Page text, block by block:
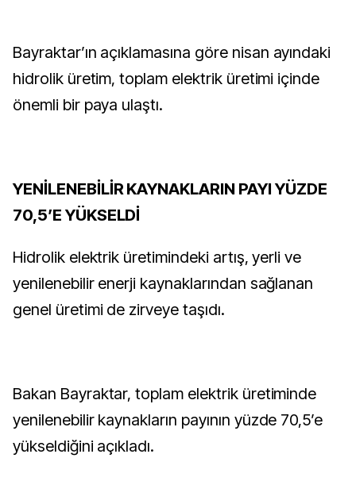
Bayraktar’ın açıklamasına göre nisan ayındaki
hidrolik üretim, toplam elektrik üretimi içinde
önemli bir paya ulaştı.
YENİLENEBİLİR KAYNAKLARIN PAYI YÜZDE
70,5’E YÜKSELDİ
Hidrolik elektrik üretimindeki artış, yerli ve
yenilenebilir enerji kaynaklarından sağlanan
genel üretimi de zirveye taşıdı.
Bakan Bayraktar, toplam elektrik üretiminde
yenilenebilir kaynakların payının yüzde 70,5’e
yükseldiğini açıkladı.